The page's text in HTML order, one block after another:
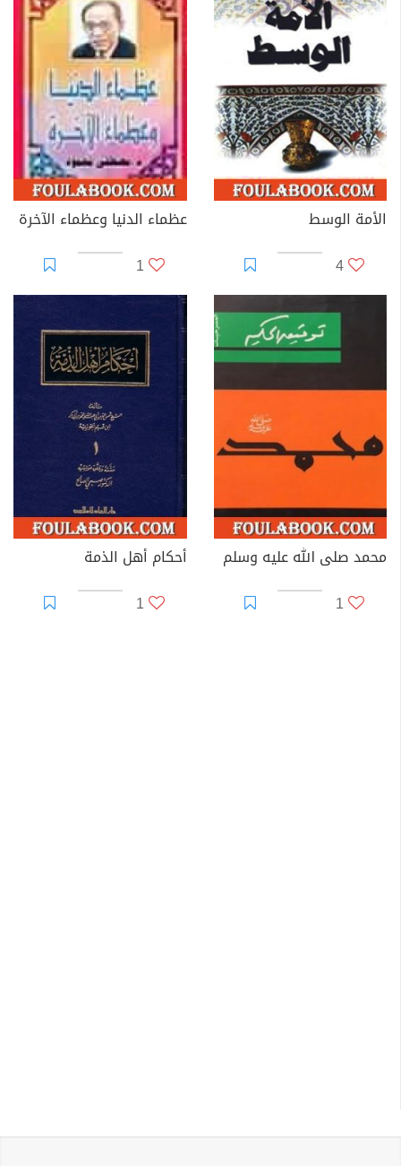
الأمة الوسط
4
عظماء الدنيا وعظماء الآخرة
1
محمد صلى الله عليه وسلم
1
أحكام أهل الذمة
1